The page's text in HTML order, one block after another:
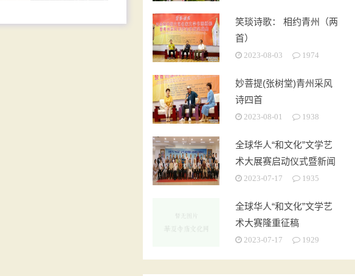
笑琰诗歌： 相约青州（两
首）
2023-08-03 1974
妙菩提(张树堂)青州采风
诗四首
2023-08-01 1938
全球华人“和文化”文学艺
术大展赛启动仪式暨新闻
发布会在京成功举办
2023-07-17 1935
全球华人“和文化”文学艺
术大赛隆重征稿
2023-07-17 1929